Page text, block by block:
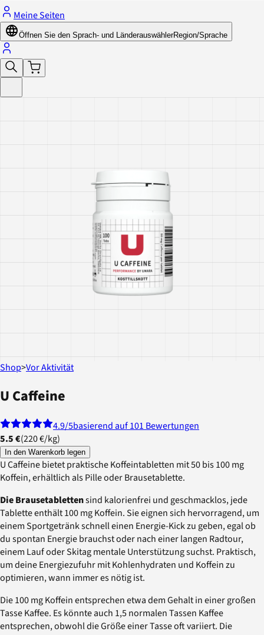
Meine Seiten
Öffnen Sie den Sprach- und LänderauswählerRegion/Sprache
Shop>Vor Aktivität
U Caffeine
4.9/5basierend auf 101 Bewertungen
5.5 €(220 €/kg)
In den Warenkorb legen
U Caffeine bietet praktische Koffeintabletten mit 50 bis 100 mg
Koffein, erhältlich als Pille oder Brausetablette.
Die Brausetablettensind kalorienfrei und geschmacklos, jede
Tablette enthält 100 mg Koffein. Sie eignen sich hervorragend, um
einem Sportgetränk schnell einen Energie-Kick zu geben, egal ob
du spontan Energie brauchst oder nach einer langen Radtour,
einem Lauf oder Skitag mentale Unterstützung suchst. Praktisch,
um deine Energiezufuhr mit Kohlenhydraten und Koffein zu
optimieren, wann immer es nötig ist.
Die 100 mg Koffein entsprechen etwa dem Gehalt in einer großen
Tasse Kaffee. Es könnte auch 1,5 normalen Tassen Kaffee
entsprechen, obwohl die Größe einer Tasse oft variiert. Die